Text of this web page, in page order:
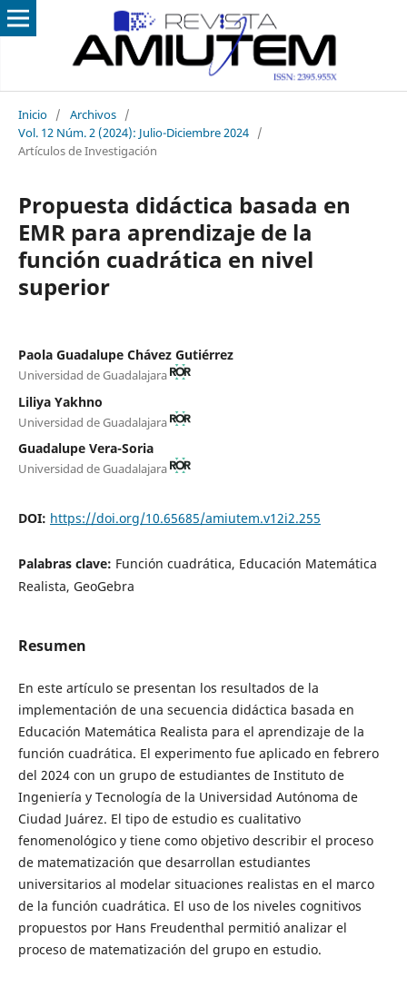
Inicio / Archivos /
Vol. 12 Núm. 2 (2024): Julio-Diciembre 2024 /
Artículos de Investigación
Propuesta didáctica basada en
EMR para aprendizaje de la
función cuadrática en nivel
superior
Paola Guadalupe Chávez Gutiérrez
Universidad de Guadalajara
Liliya Yakhno
Universidad de Guadalajara
Guadalupe Vera-Soria
Universidad de Guadalajara
DOI: https://doi.org/10.65685/amiutem.v12i2.255
Palabras clave: Función cuadrática, Educación Matemática
Realista, GeoGebra
Resumen
En este artículo se presentan los resultados de la
implementación de una secuencia didáctica basada en
Educación Matemática Realista para el aprendizaje de la
función cuadrática. El experimento fue aplicado en febrero
del 2024 con un grupo de estudiantes de Instituto de
Ingeniería y Tecnología de la Universidad Autónoma de
Ciudad Juárez. El tipo de estudio es cualitativo
fenomenológico y tiene como objetivo describir el proceso
de matematización que desarrollan estudiantes
universitarios al modelar situaciones realistas en el marco
de la función cuadrática. El uso de los niveles cognitivos
propuestos por Hans Freudenthal permitió analizar el
proceso de matematización del grupo en estudio.